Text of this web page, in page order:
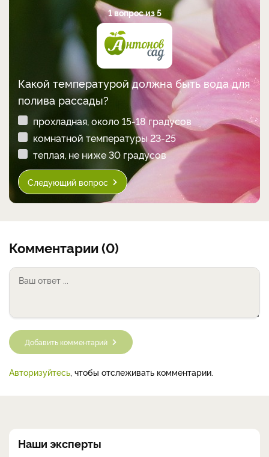
1 вопрос из 5
Какой температурой должна быть вода для
полива рассады?
прохладная, около 15-18 градусов
комнатной температуры 23-25
теплая, не ниже 30 градусов
Следующий вопрос
Комментарии (0)
Добавить комментарий
Авторизуйтесь, чтобы отслеживать комментарии.
Наши эксперты